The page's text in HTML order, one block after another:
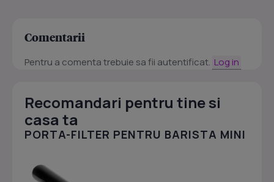
Comentarii
Pentru a comenta trebuie sa fii autentificat. Log in
Recomandari pentru tine si
casa ta
PORTA-FILTER PENTRU BARISTA MINI